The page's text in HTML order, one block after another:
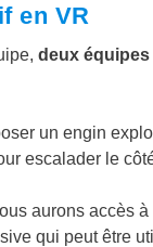
en VR
deux
un engin
escalader le
aurons accès
qui peut être